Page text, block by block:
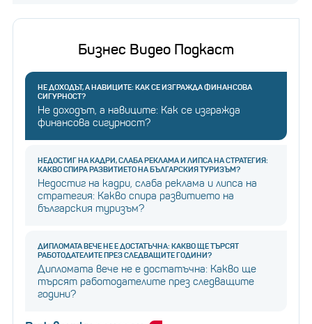
Бизнес Видео Подкаст
НЕ ДОХОДЪТ, А НАВИЦИТЕ: КАК СЕ ИЗГРАЖДА ФИНАНСОВА
СИГУРНОСТ?
Не доходът, а навиците: Как се изгражда
финансова сигурност?
НЕДОСТИГ НА КАДРИ, СЛАБА РЕКЛАМА И ЛИПСА НА СТРАТЕГИЯ:
КАКВО СПИРА РАЗВИТИЕТО НА БЪЛГАРСКИЯ ТУРИЗЪМ?
Недостиг на кадри, слаба реклама и липса на
стратегия: Какво спира развитието на
българския туризъм?
ДИПЛОМАТА ВЕЧЕ НЕ Е ДОСТАТЪЧНА: КАКВО ЩЕ ТЪРСЯТ
РАБОТОДАТЕЛИТЕ ПРЕЗ СЛЕДВАЩИТЕ ГОДИНИ?
Дипломата вече не е достатъчна: Какво ще
търсят работодателите през следващите
години?